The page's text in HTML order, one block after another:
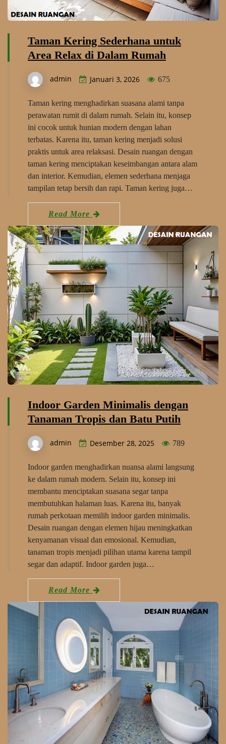
Taman Kering Sederhana untuk
Area Relax di Dalam Rumah
admin Januari 3, 2026 675
Taman kering menghadirkan suasana alami tanpa
perawatan rumit di dalam rumah. Selain itu, konsep
ini cocok untuk hunian modern dengan lahan
terbatas. Karena itu, taman kering menjadi solusi
praktis untuk area relaksasi. Desain ruangan dengan
taman kering menciptakan keseimbangan antara alam
dan interior. Kemudian, elemen sederhana menjaga
tampilan tetap bersih dan rapi. Taman kering juga…
Read More
Indoor Garden Minimalis dengan
Tanaman Tropis dan Batu Putih
admin Desember 28, 2025 789
Indoor garden menghadirkan nuansa alami langsung
ke dalam rumah modern. Selain itu, konsep ini
membantu menciptakan suasana segar tanpa
membutuhkan halaman luas. Karena itu, banyak
rumah perkotaan memilih indoor garden minimalis.
Desain ruangan dengan elemen hijau meningkatkan
kenyamanan visual dan emosional. Kemudian,
tanaman tropis menjadi pilihan utama karena tampil
segar dan adaptif. Indoor garden juga…
Read More